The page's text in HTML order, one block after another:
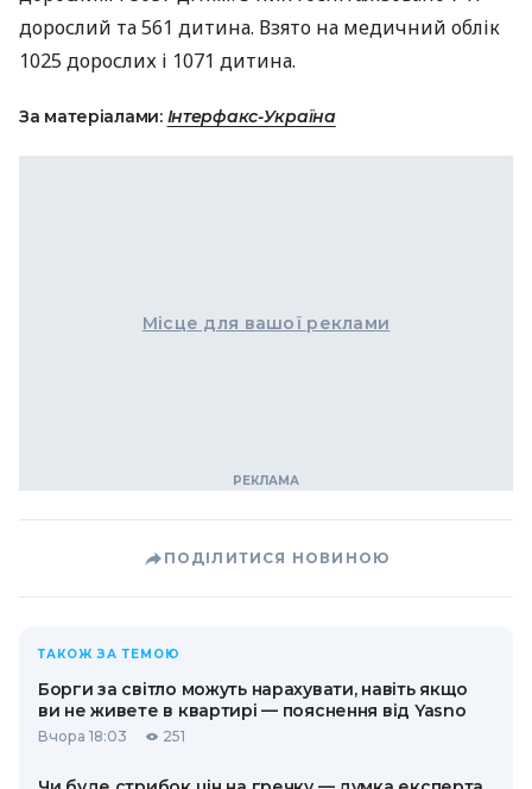
дорослий та 561 дитина. Взято на медичний облік
1025 дорослих і 1071 дитина.
За матеріалами: Інтерфакс-Україна
Місце для вашої реклами
ПОДІЛИТИСЯ НОВИНОЮ
ТАКОЖ ЗА ТЕМОЮ
Борги за світло можуть нарахувати, навіть якщо
ви не живете в квартирі — пояснення від Yasno
Вчора 18:03 251